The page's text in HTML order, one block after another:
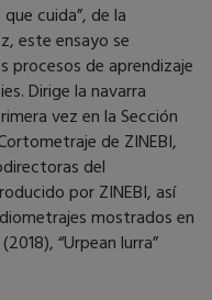
cuida”, de la
este ensayo se
procesos de aprendizaje
Dirige la navarra
vez en la Sección
de ZINEBI,
del
por ZINEBI, así
mostrados en
“Urpean lurra”